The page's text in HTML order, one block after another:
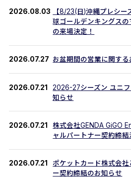
2026.08.03
【8/23(日)沖縄プレシ
球ゴールデンキングスの
の来場決定！
2026.07.27 お盆期間の営業に関する
2026.07.21
2026-27シーズン ユニ
知らせ
2026.07.21
株式会社GENDA GiGO
ャルパートナー契約締
2026.07.21
ポケットカード株式会
ー契約締結のお知らせ